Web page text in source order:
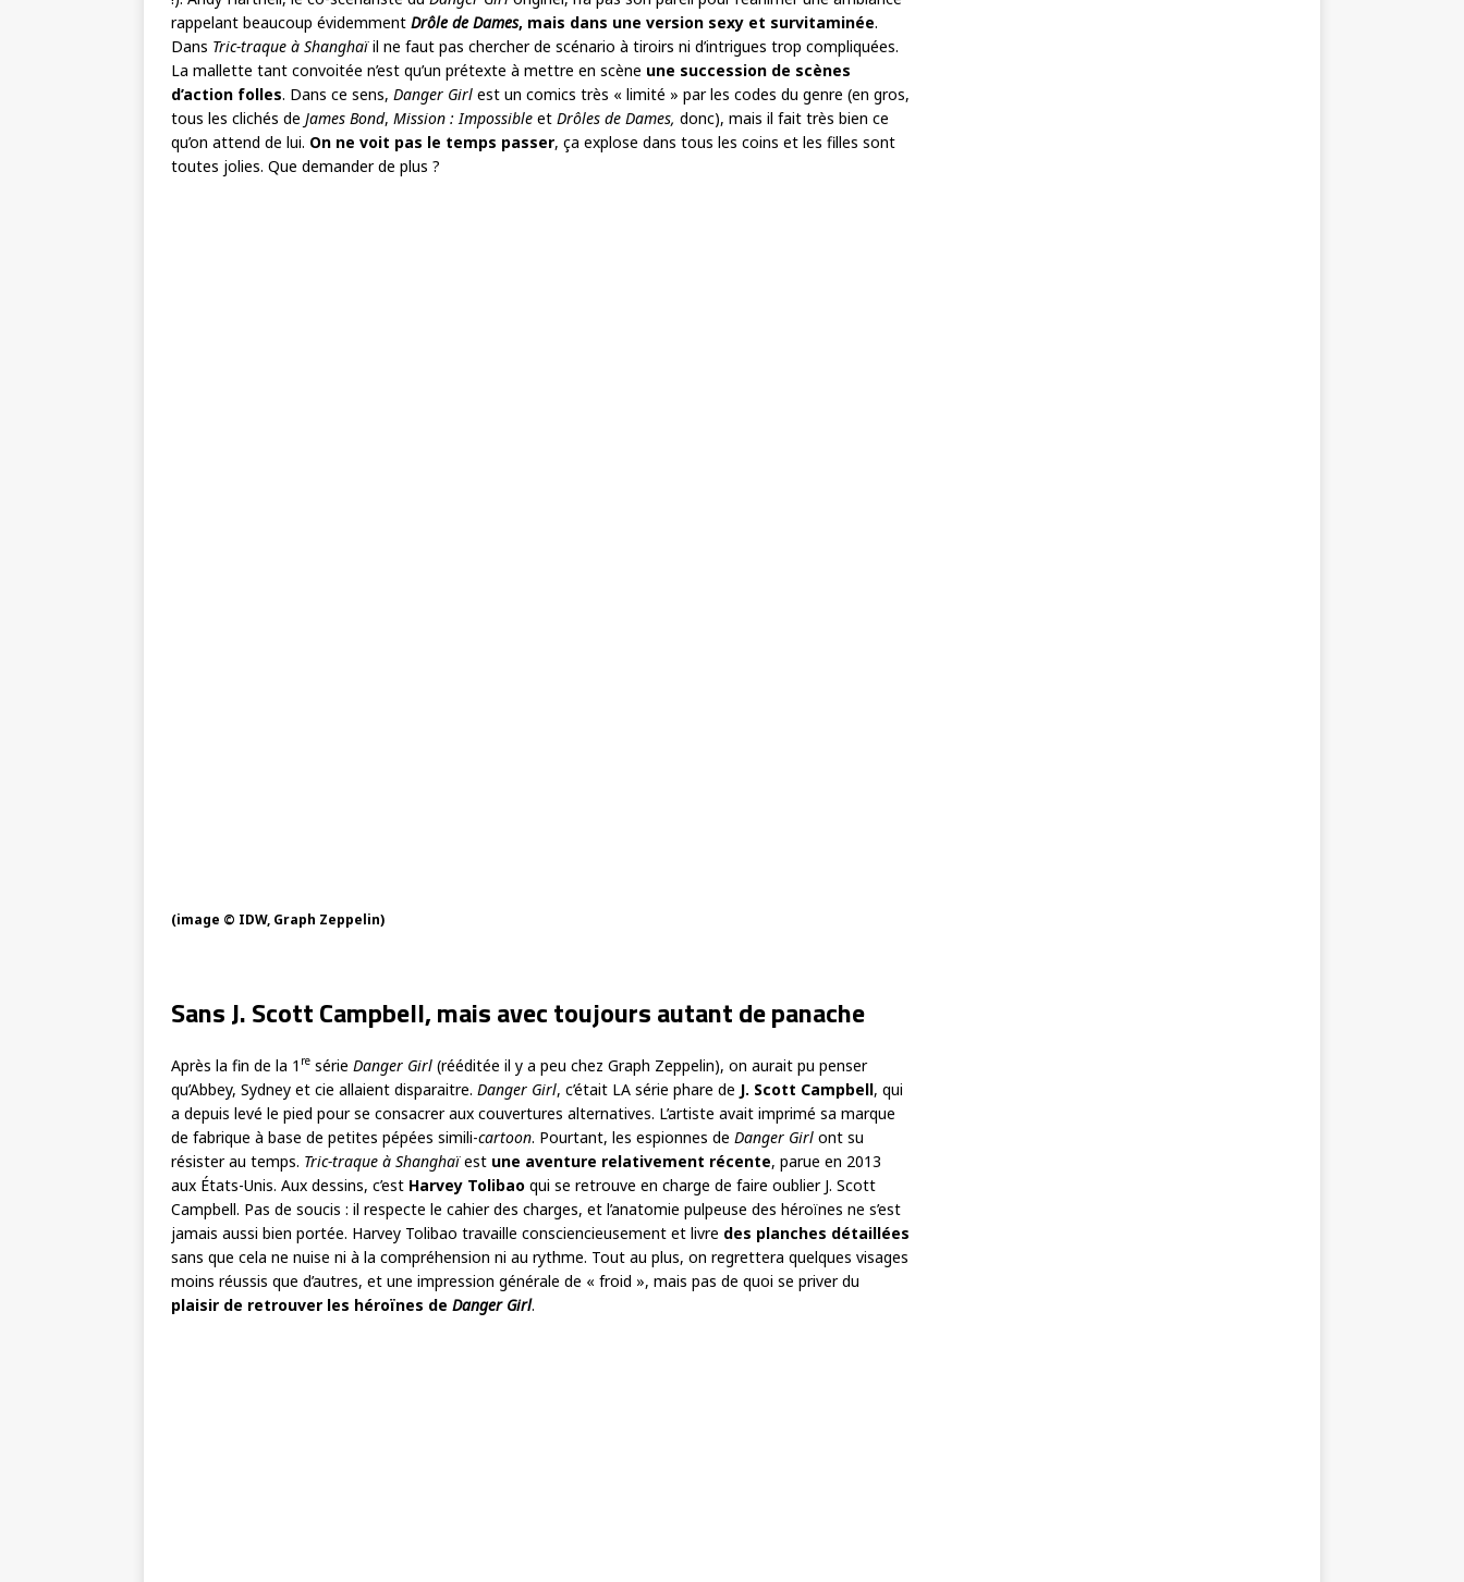
rappelant beaucoup évidemment Drôle de Dames, mais dans une version sexy et survitaminée.
Dans Tric-traque à Shanghaïil ne faut pas chercher de scénario à tiroirs ni d’intrigues trop compliquées.
La mallette tant convoitée n’est qu’un prétexte à mettre en scène une succession de scènes
d’action folles. Dans ce sens, Danger Girl est un comics très « limité » par les codes du genre (en gros,
tous les clichés de James Bond, Mission : Impossible et Drôles de Dames, donc), mais il fait très bien ce
qu’on attend de lui. On ne voit pas le temps passer, ça explose dans tous les coins et les filles sont
toutes jolies. Que demander de plus ?
(image © IDW, Graph Zeppelin)
Sans J. Scott Campbell, mais avec toujours autant de panache
Après la fin de la 1 re série Danger Girl (rééditée il y a peu chez Graph Zeppelin), on aurait pu penser
qu’Abbey, Sydney et cie allaient disparaitre. Danger Girl, c’était LA série phare de J. Scott Campbell, qui
a depuis levé le pied pour se consacrer aux couvertures alternatives. L’artiste avait imprimé sa marque
de fabrique à base de petites pépées simili-cartoon. Pourtant, les espionnes de Danger Girl ont su
résister au temps. Tric-traque à Shanghaïest une aventure relativement récente, parue en 2013
aux États-Unis. Aux dessins, c’est Harvey Tolibao qui se retrouve en charge de faire oublier J. Scott
Campbell. Pas de soucis : il respecte le cahier des charges, et l’anatomie pulpeuse des héroïnes ne s’est
jamais aussi bien portée. Harvey Tolibao travaille consciencieusement et livre des planches détaillées
sans que cela ne nuise ni à la compréhension ni au rythme. Tout au plus, on regrettera quelques visages
moins réussis que d’autres, et une impression générale de « froid », mais pas de quoi se priver du
plaisir de retrouver les héroïnes de Danger Girl.